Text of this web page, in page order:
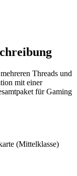
Threads und
mit einer
für Gaming
(Mittelklasse)